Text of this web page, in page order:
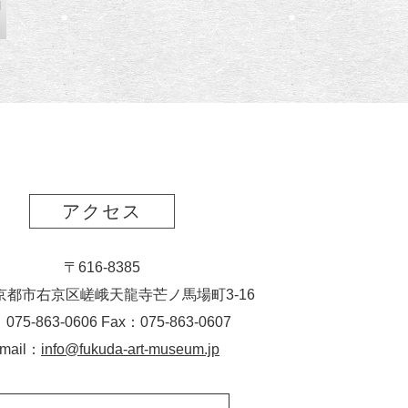
アクセス
〒616-8385
都市右京区嵯峨天龍寺芒ノ馬場町3-16
075-863-0606 Fax：075-863-0607
： info@fukuda-art-museum.jp